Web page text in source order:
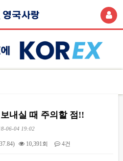
내실 때 주의할 점!!
06-04 19:02
10,391회 4건